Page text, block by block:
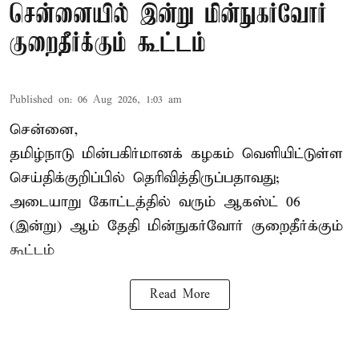
சென்னையில் இன்று மின்நுகர்வோர்
குறைதீர்க்கும் கூட்டம்
Published on: 06 Aug 2026, 1:03 am
சென்னை,
தமிழ்நாடு மின்பகிர்மானக் கழகம் வெளியிட்டுள்ள
செய்திக்குறிப்பில் தெரிவித்திருப்பதாவது;
அடையாறு கோட்டத்தில் வரும் ஆகஸ்ட் 06
(இன்று) ஆம் தேதி மின்நுகர்வோர் குறைதீர்க்கும்
கூட்டம்
Read More